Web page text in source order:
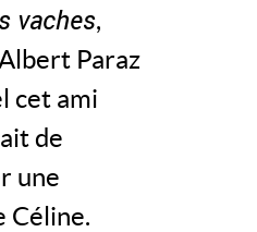
vaches,
Paraz
cet ami
de
une
Céline.